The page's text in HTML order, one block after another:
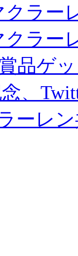
ラー
ラー
品ゲ
、
ーレ